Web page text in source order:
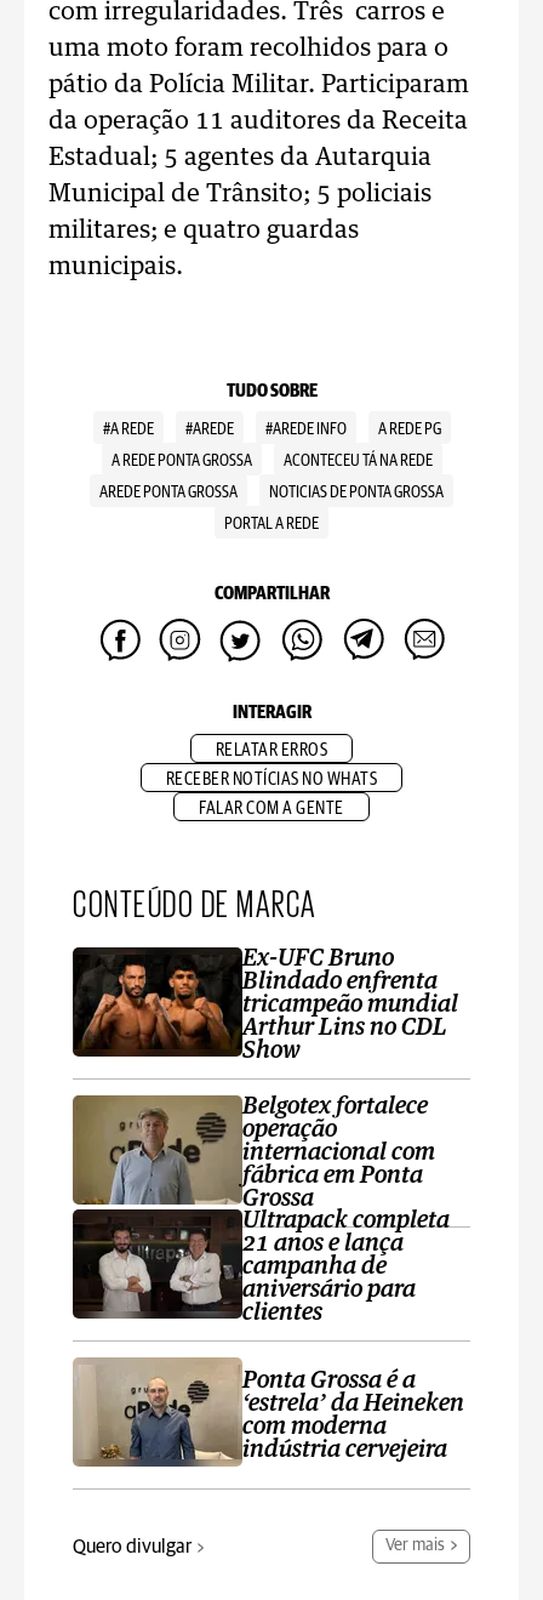
com irregularidades. Três carros e
uma moto foram recolhidos para o
pátio da Polícia Militar. Participaram
da operação 11 auditores da Receita
Estadual; 5 agentes da Autarquia
Municipal de Trânsito; 5 policiais
militares; e quatro guardas
municipais.
TUDO SOBRE
#A REDE #AREDE #AREDE INFO
A REDE PG
A REDE PONTA GROSSA
ACONTECEU TÁ NA REDE
AREDE PONTA GROSSA
NOTICIAS DE PONTA GROSSA
PORTAL A REDE
COMPARTILHAR
INTERAGIR
RELATAR ERROS
RECEBER NOTÍCIAS NO WHATS
FALAR COM A GENTE
CONTEÚDO DE MARCA
Ex-UFC Bruno
Blindado enfrenta
tricampeão mundial
Arthur Lins no CDL
Show
Belgotex fortalece
operação
internacional com
fábrica em Ponta
Grossa
Ultrapack completa
21 anos e lança
campanha de
aniversário para
clientes
Ponta Grossa é a
‘estrela’ da Heineken
com moderna
indústria cervejeira
Quero divulgar Ver mais